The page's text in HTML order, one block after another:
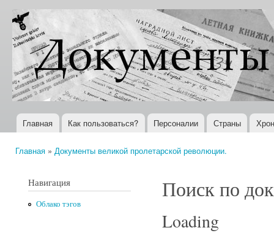
Документы
XX века
Всемирная
история в
Интернете
Главное меню
Главная Как пользоваться? Персоналии Страны
Главная » Документы великой пролетарской революции.
Навигация
Облако тэгов
Поиск по
Loading